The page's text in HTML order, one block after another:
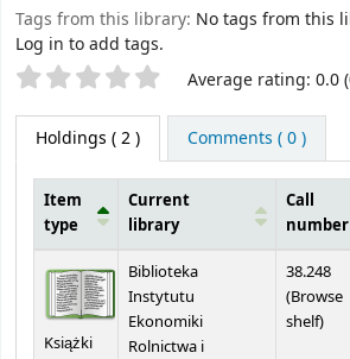
Tags from this library: No tags from this
Log in to add tags.
Star ratings Average rating: 0.0
Holdings ( 2 ) Comments ( 0 )
Item
type
Current
library
Call
number
Książki
Biblioteka
Instytutu
Ekonomiki
Rolnictwa i
38.248
(Browse
shelf)